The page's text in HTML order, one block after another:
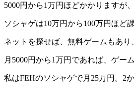
5000円から1万円ほどかかりますが
ソシャゲは10万円から100万円ほど
ネットを探せば、無料ゲームもあ
月5000円から1万円であれば、ゲー
私はFEHのソシャゲで月25万円。2